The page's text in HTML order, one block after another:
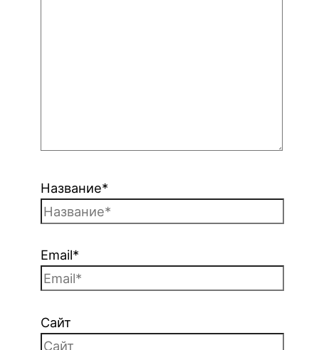
Название*
Email*
Сайт